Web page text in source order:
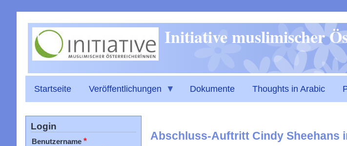
zum
Initiative muslimischer
Startseite Veröffentlichungen Dokumente Thoughts in Arabic
Abschluss-Auftritt Cindy Sheehans
Login
Benutzername